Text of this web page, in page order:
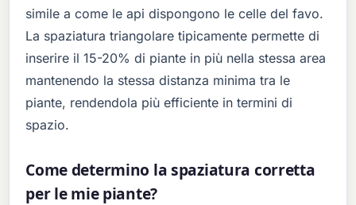
simile a come le api dispongono le celle del favo.
La spaziatura triangolare tipicamente permette di
inserire il 15-20% di piante in più nella stessa area
mantenendo la stessa distanza minima tra le
piante, rendendola più efficiente in termini di
spazio.
Come determino la spaziatura corretta
per le mie piante?